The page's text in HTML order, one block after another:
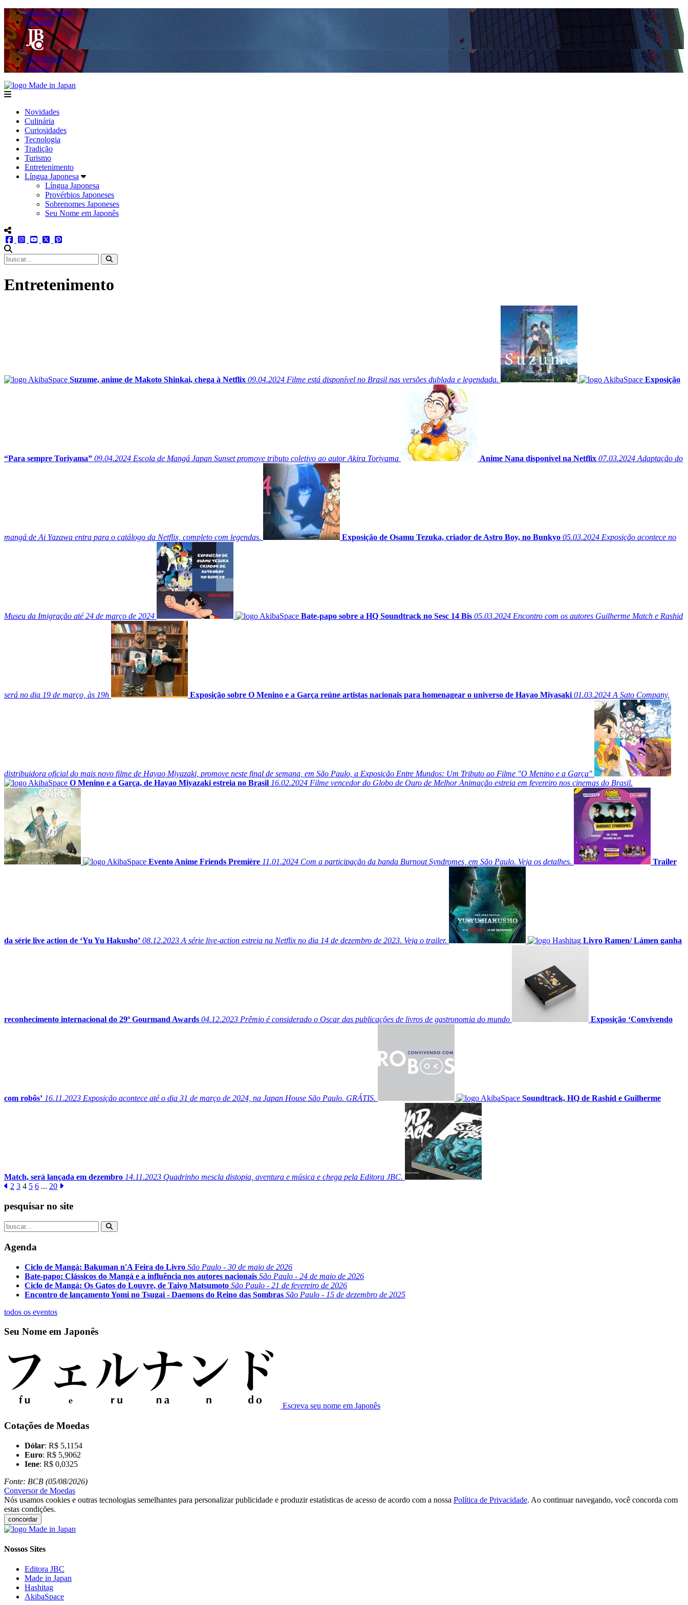
Made in Japan
Hashitag
AkibaSpace
Agenda
menu
Novidades
Culinária
Curiosidades
Tecnologia
Tradição
Turismo
Entretenimento
Língua Japonesa
Língua Japonesa
Provérbios Japoneses
Sobrenomes Japoneses
Seu Nome em Japonês
menu redes social
facebookinstagram
youtube
twitter
Entretenimento
Suzume, anime de Makoto Shinkai, chega à Netflix 09.04.2024 Filme está disponível no Brasil nas versões dublada e legendada. Exposição
“Para sempre Toriyama” 09.04.2024 Escola de Mangá Japan Sunset promove tributo coletivo ao autor Akira Toriyama Anime Nana disponível na Netflix 07.03.2024 Adaptação do
mangá de Ai Yazawa entra para o catálogo da Netflix, completo com legendas. Exposição de Osamu Tezuka, criador de Astro Boy, no Bunkyo 05.03.2024 Exposição acontece no
Museu da Imigração até 24 de março de 2024 Bate-papo sobre a HQ Soundtrack no Sesc 14 Bis 05.03.2024 Encontro com os autores Guilherme Match e Rashid
será no dia 19 de março, às 19h Exposição sobre O Menino e a Garça reúne artistas nacionais para homenagear o universo de Hayao Miyasaki 01.03.2024 A Sato Company,
distribuidora oficial do mais novo filme de Hayao Miyazaki, promove neste final de semana, em São Paulo, a Exposição Entre Mundos: Um Tributo ao Filme "O Menino e a Garça"
O Menino e a Garça, de Hayao Miyazaki estreia no Brasil 16.02.2024 Filme vencedor do Globo de Ouro de Melhor Animação estreia em fevereiro nos cinemas do Brasil.
Evento Anime Friends Première 11.01.2024 Com a participação da banda Burnout Syndromes, em São Paulo. Veja os detalhes. Trailer
da série live action de ‘Yu Yu Hakusho’ 08.12.2023 A série live-action estreia na Netflix no dia 14 de dezembro de 2023. Veja o trailer. Livro Ramen/ Lámen ganha
reconhecimento internacional do 29º Gourmand Awards 04.12.2023 Prêmio é considerado o Oscar das publicações de livros de gastronomia do mundo Exposição ‘Convivendo
com robôs’ 16.11.2023 Exposição acontece até o dia 31 de março de 2024, na Japan House São Paulo. GRÁTIS. Soundtrack, HQ de Rashid e Guilherme
Match, será lançada em dezembro 14.11.2023 Quadrinho mescla distopia, aventura e música e chega pela Editora JBC.
2 3 4 5 6 ... 20
pesquisar no site
Agenda
Ciclo de Mangá: Bakuman n'A Feira do Livro São Paulo - 30 de maio de 2026
Bate-papo: Clássicos do Mangá e a influência nos autores nacionais São Paulo - 24 de maio de 2026
Ciclo de Mangá: Os Gatos do Louvre, de Taiyo Matsumoto São Paulo - 21 de fevereiro de 2026
Encontro de lançamento Yomi no Tsugai - Daemons do Reino das Sombras São Paulo - 15 de dezembro de 2025
todos os eventos
Seu Nome em Japonês
Escreva seu nome em Japonês
Cotações de Moedas
Dólar: R$ 5,1154
Euro: R$ 5,9062
Iene: R$ 0,0325
Fonte: BCB (05/08/2026)
Conversor de Moedas
Nós usamos cookies e outras tecnologias semelhantes para personalizar publicidade e produzir estatísticas de acesso de acordo com a nossa Política de Privacidade. Ao continuar navegando, você concorda com
estas condições.
concordar
Nossos Sites
Editora JBC
Made in Japan
Hashitag
AkibaSpace